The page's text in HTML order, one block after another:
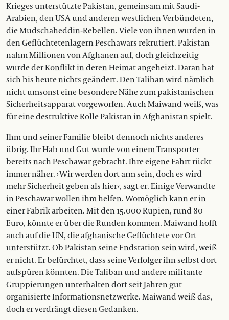
Krieges unterstützte Pakistan, gemeinsam mit Saudi-
Arabien, den USA und anderen westlichen Verbündeten,
die Mudschaheddin-Rebellen. Viele von ihnen wurden in
den Geflüchtetenlagern Peschawars rekrutiert. Pakistan
nahm Millionen von Afghanen auf, doch gleichzeitig
wurde der Konflikt in deren Heimat angeheizt. Daran hat
sich bis heute nichts geändert. Den Taliban wird nämlich
nicht umsonst eine besondere Nähe zum pakistanischen
Sicherheitsapparat vorgeworfen. Auch Maiwand weiß, was
für eine destruktive Rolle Pakistan in Afghanistan spielt.
Ihm und seiner Familie bleibt dennoch nichts anderes
übrig. Ihr Hab und Gut wurde von einem Transporter
bereits nach Peschawar gebracht. Ihre eigene Fahrt rückt
immer näher. › Wir werden dort arm sein, doch es wird
mehr Sicherheit geben als hier ‹, sagt er. Einige Verwandte
in Peschawar wollen ihm helfen. Womöglich kann er in
einer Fabrik arbeiten. Mit den 15.000 Rupien, rund 80
Euro, könnte er über die Runden kommen. Maiwand hofft
auch auf die UN, die afghanische Geflüchtete vor Ort
unterstützt. Ob Pakistan seine Endstation sein wird, weiß
er nicht. Er befürchtet, dass seine Verfolger ihn selbst dort
aufspüren könnten. Die Taliban und andere militante
Gruppierungen unterhalten dort seit Jahren gut
organisierte Informationsnetzwerke. Maiwand weiß das,
doch er verdrängt diesen Gedanken.